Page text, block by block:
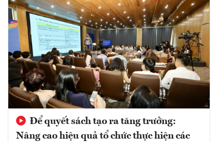
Để quyết sách tạo ra tăng trưởng:
Nâng cao hiệu quả tổ chức thực hiện các